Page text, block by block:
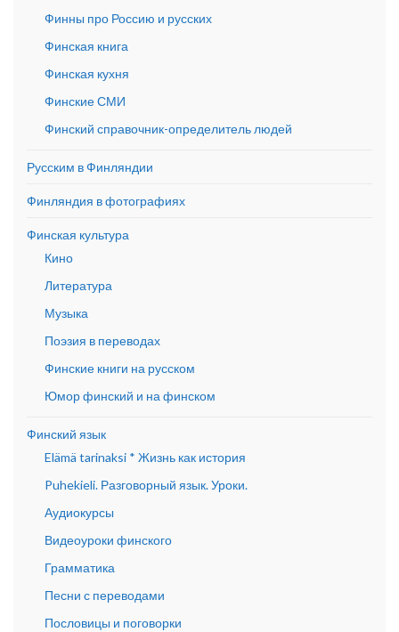
Финны про Россию и русских
Финская книга
Финская кухня
Финские СМИ
Финский справочник-определитель людей
Русским в Финляндии
Финляндия в фотографиях
Финская культура
Кино
Литература
Музыка
Поэзия в переводах
Финские книги на русском
Юмор финский и на финском
Финский язык
Elämä tarinaksi * Жизнь как история
Puhekieli. Разговорный язык. Уроки.
Аудиокурсы
Видеоуроки финского
Грамматика
Песни с переводами
Пословицы и поговорки